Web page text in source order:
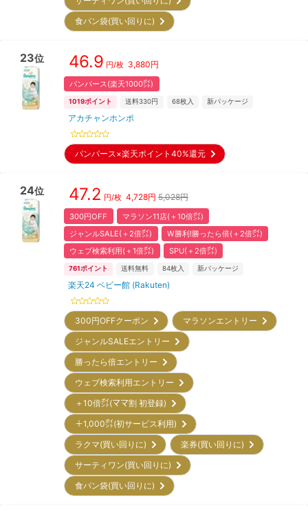
食パン袋(買い回りに)
23位 46.9 円/枚 3,880円
パンパース(楽天1000㌽)
1019ポイント 送料330円 68枚入 新パッケージ
アカチャンホンポ
パンパース×楽天ポイント40%還元
24位 47.2 円/枚 4,728円 5,028円
300円OFF
マラソン11店(＋10倍㌽)
ジャンルSALE(＋2倍㌽)
W勝利!勝ったら倍(＋2倍㌽)
ウェブ検索利用(＋1倍㌽)
SPU(＋2倍㌽)
761ポイント 送料無料 84枚入 新パッケージ
楽天24 ベビー館 (Rakuten)
300円OFFクーポン
マラソンエントリー
ジャンルSALEエントリー
勝ったら倍エントリー
ウェブ検索利用エントリー
＋10倍㌽(ママ割 初登録)
＋1,000㌽(初サービス利用)
ラクマ(買い回りに)
楽券(買い回りに)
サーティワン(買い回りに)
食パン袋(買い回りに)